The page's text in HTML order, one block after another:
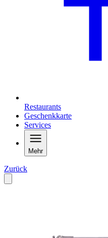
Restaurants
Geschenkkarte
Services
Mehr
Zurück